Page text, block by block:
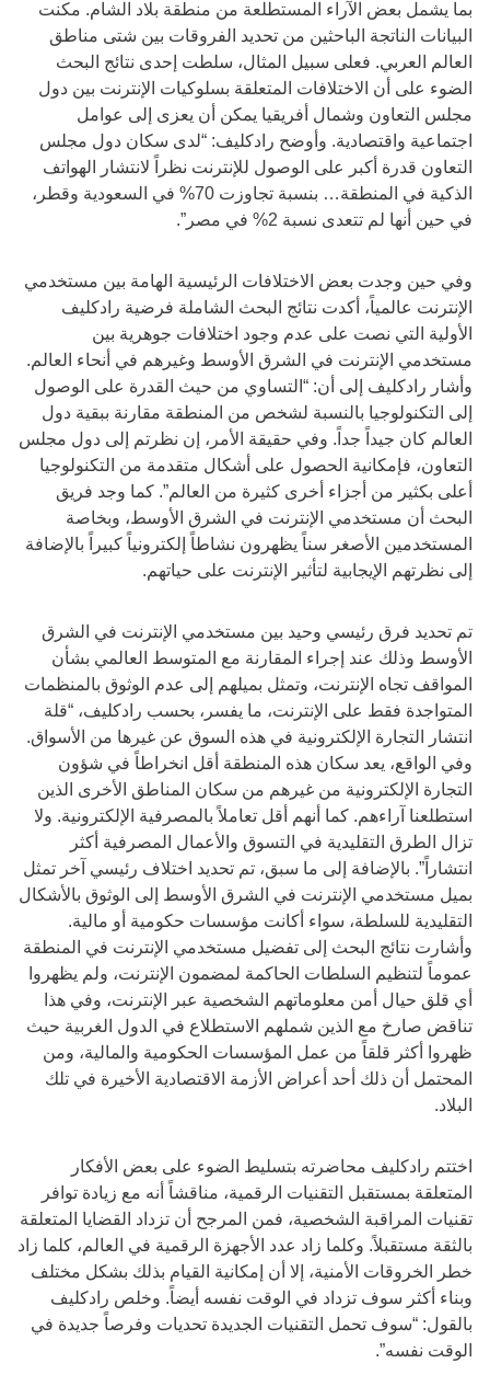
بما يشمل بعض الآراء المستطلعة من منطقة بلاد الشام. مكنت
البيانات الناتجة الباحثين من تحديد الفروقات بين شتى مناطق
العالم العربي. فعلى سبيل المثال، سلطت إحدى نتائج البحث
الضوء على أن الاختلافات المتعلقة بسلوكيات الإنترنت بين دول
مجلس التعاون وشمال أفريقيا يمكن أن يعزى إلى عوامل
اجتماعية واقتصادية. وأوضح رادكليف: “لدى سكان دول مجلس
التعاون قدرة أكبر على الوصول للإنترنت نظراً لانتشار الهواتف
الذكية في المنطقة… بنسبة تجاوزت 70% في السعودية وقطر،
في حين أنها لم تتعدى نسبة 2% في مصر”.
وفي حين وجدت بعض الاختلافات الرئيسية الهامة بين مستخدمي
الإنترنت عالمياً، أكدت نتائج البحث الشاملة فرضية رادكليف
الأولية التي نصت على عدم وجود اختلافات جوهرية بين
مستخدمي الإنترنت في الشرق الأوسط وغيرهم في أنحاء العالم.
وأشار رادكليف إلى أن: “التساوي من حيث القدرة على الوصول
إلى التكنولوجيا بالنسبة لشخص من المنطقة مقارنة ببقية دول
العالم كان جيداً جداً. وفي حقيقة الأمر، إن نظرتم إلى دول مجلس
التعاون، فإمكانية الحصول على أشكال متقدمة من التكنولوجيا
أعلى بكثير من أجزاء أخرى كثيرة من العالم”. كما وجد فريق
البحث أن مستخدمي الإنترنت في الشرق الأوسط، وبخاصة
المستخدمين الأصغر سناً يظهرون نشاطاً إلكترونياً كبيراً بالإضافة
إلى نظرتهم الإيجابية لتأثير الإنترنت على حياتهم.
تم تحديد فرق رئيسي وحيد بين مستخدمي الإنترنت في الشرق
الأوسط وذلك عند إجراء المقارنة مع المتوسط العالمي بشأن
المواقف تجاه الإنترنت، وتمثل بميلهم إلى عدم الوثوق بالمنظمات
المتواجدة فقط على الإنترنت، ما يفسر، بحسب رادكليف، “قلة
انتشار التجارة الإلكترونية في هذه السوق عن غيرها من الأسواق.
وفي الواقع، يعد سكان هذه المنطقة أقل انخراطاً في شؤون
التجارة الإلكترونية من غيرهم من سكان المناطق الأخرى الذين
استطلعنا آراءهم. كما أنهم أقل تعاملاً بالمصرفية الإلكترونية. ولا
تزال الطرق التقليدية في التسوق والأعمال المصرفية أكثر
انتشاراً”. بالإضافة إلى ما سبق، تم تحديد اختلاف رئيسي آخر تمثل
بميل مستخدمي الإنترنت في الشرق الأوسط إلى الوثوق بالأشكال
التقليدية للسلطة، سواء أكانت مؤسسات حكومية أو مالية.
وأشارت نتائج البحث إلى تفضيل مستخدمي الإنترنت في المنطقة
عموماً لتنظيم السلطات الحاكمة لمضمون الإنترنت، ولم يظهروا
أي قلق حيال أمن معلوماتهم الشخصية عبر الإنترنت، وفي هذا
تناقض صارخ مع الذين شملهم الاستطلاع في الدول الغربية حيث
ظهروا أكثر قلقاً من عمل المؤسسات الحكومية والمالية، ومن
المحتمل أن ذلك أحد أعراض الأزمة الاقتصادية الأخيرة في تلك
البلاد.
اختتم رادكليف محاضرته بتسليط الضوء على بعض الأفكار
المتعلقة بمستقبل التقنيات الرقمية، مناقشاً أنه مع زيادة توافر
تقنيات المراقبة الشخصية، فمن المرجح أن تزداد القضايا المتعلقة
بالثقة مستقبلاً. وكلما زاد عدد الأجهزة الرقمية في العالم، كلما زاد
خطر الخروقات الأمنية، إلا أن إمكانية القيام بذلك بشكل مختلف
وبناء أكثر سوف تزداد في الوقت نفسه أيضاً. وخلص رادكليف
بالقول: “سوف تحمل التقنيات الجديدة تحديات وفرصاً جديدة في
الوقت نفسه”.